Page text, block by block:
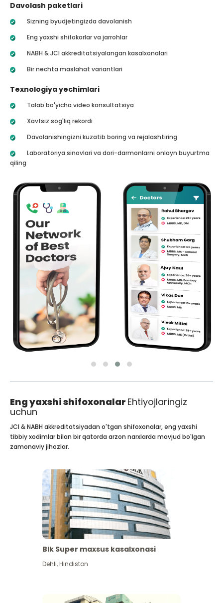
Davolash paketlari
Sizning byudjetingizda davolanish
Eng yaxshi shifokorlar va jarrohlar
NABH & JCI akkreditatsiyalangan kasalxonalari
Bir nechta maslahat variantlari
Texnologiya yechimlari
Talab bo'yicha video konsultatsiya
Xavfsiz sog'liq rekordi
Davolanishingizni kuzatib boring va rejalashtiring
Laboratoriya sinovlari va dori-darmonlarni onlayn buyurtma
qiling
Eng yaxshi shifoxonalar Ehtiyojlaringiz
uchun
JCI & NABH akkreditatsiyadan o'tgan shifoxonalar, eng yaxshi
tibbiy xodimlar bilan bir qatorda arzon narxlarda mavjud bo'lgan
zamonaviy jihozlar.
Blk Super maxsus kasalxonasi
Dehli,Hindiston